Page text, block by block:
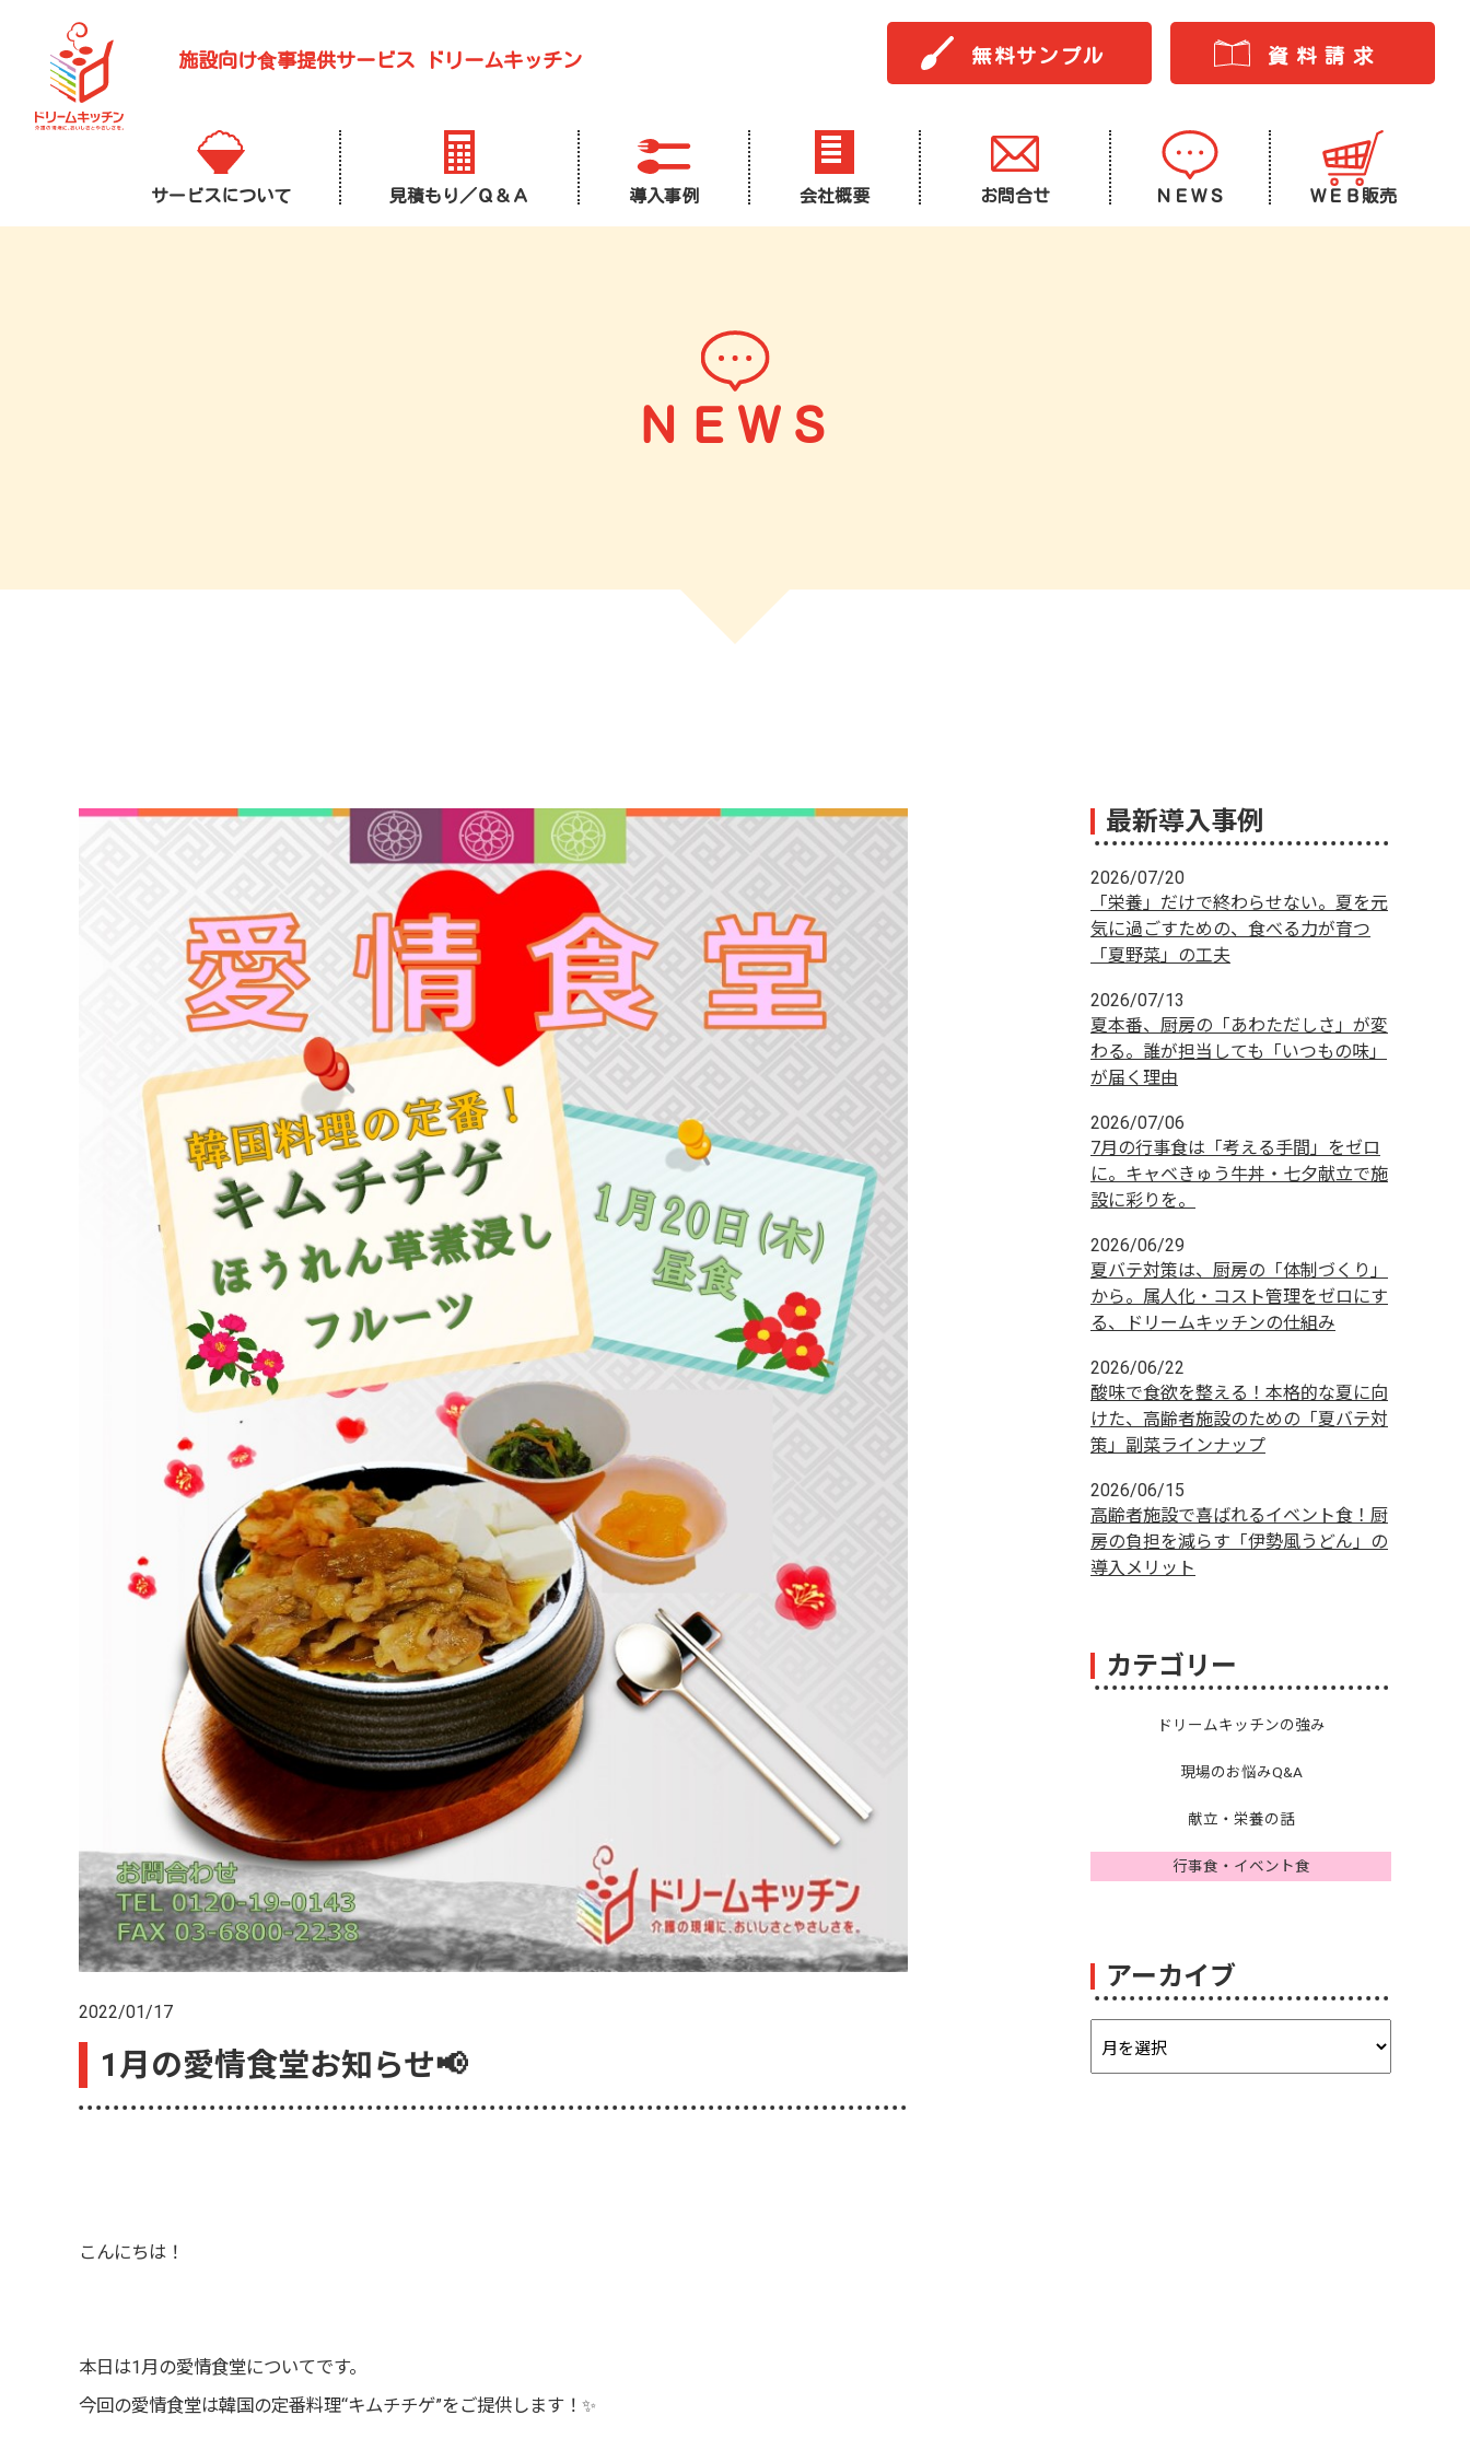
施設向け⾷事提供サービス ドリームキッチン 無料サンプル 資料請求
サービスについて 見積もり／Ｑ＆Ａ 導入事例 会社概要 お問合せ ＮＥＷＳ ＷＥＢ販売
ＮＥＷＳ
2022/01/17
1月の愛情食堂お知らせ📢
こんにちは！
本日は1月の愛情食堂についてです。
今回の愛情食堂は韓国の定番料理“キムチチゲ”をご提供します！✨
最新導入事例
2026/07/20
「栄養」だけで終わらせない。夏を元
気に過ごすための、食べる力が育つ
「夏野菜」の工夫
2026/07/13
夏本番、厨房の「あわただしさ」が変
わる。誰が担当しても「いつもの味」
が届く理由
2026/07/06
7月の行事食は「考える手間」をゼロ
に。キャベきゅう牛丼・七夕献立で施
設に彩りを。
2026/06/29
夏バテ対策は、厨房の「体制づくり」
から。属人化・コスト管理をゼロにす
る、ドリームキッチンの仕組み
2026/06/22
酸味で食欲を整える！本格的な夏に向
けた、高齢者施設のための「夏バテ対
策」副菜ラインナップ
2026/06/15
高齢者施設で喜ばれるイベント食！厨
房の負担を減らす「伊勢風うどん」の
導入メリット
カテゴリー
ドリームキッチンの強み
現場のお悩みQ&A
献立・栄養の話
行事食・イベント食
アーカイブ